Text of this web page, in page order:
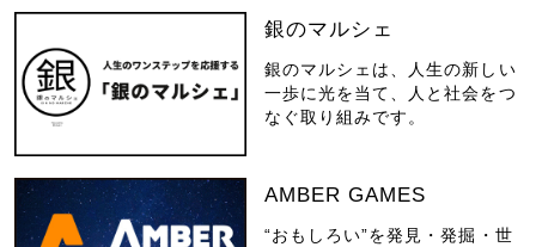
銀のマルシェ
銀のマルシェは、人生の新しい
一歩に光を当て、人と社会をつ
なぐ取り組みです。
AMBER GAMES
“おもしろい”を発見・発掘・世